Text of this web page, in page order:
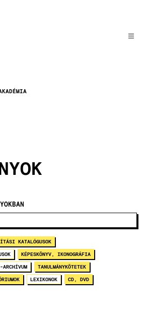
KATALÓGUSOK
KÉPESKÖNYV, IKONOGRÁFIA
ARCHÍVUM TANULMÁNYKÖTETEK
LEXIKONOK CD, DVD